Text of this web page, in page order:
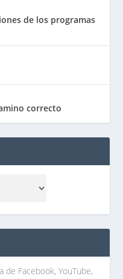
de los programas
correcto
Facebook, YouTube,